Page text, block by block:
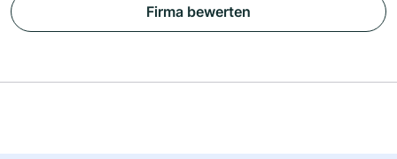
Firma bewerten